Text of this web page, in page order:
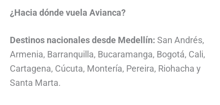
¿Hacia dónde vuela Avianca?
Destinos nacionales desde Medellín: San Andrés,
Armenia, Barranquilla, Bucaramanga, Bogotá, Cali,
Cartagena, Cúcuta, Montería, Pereira, Riohacha y
Santa Marta.